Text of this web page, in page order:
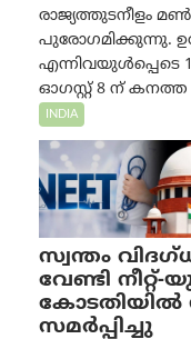
രാജ്യത്തുടനീളം
പുരോഗമിക്കുന്നു.
എന്നിവയുൾപ്പെടെ
ഓഗസ്റ്റ് 8 ന് കനത്ത
INDIA
സ്വന്തം
വേണ്ടി
കോടതിയില്‍
സമര്‍പ്പിച്ചു